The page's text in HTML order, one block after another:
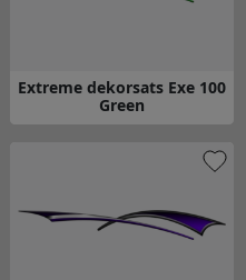
Extreme dekorsats Exe 100
Green